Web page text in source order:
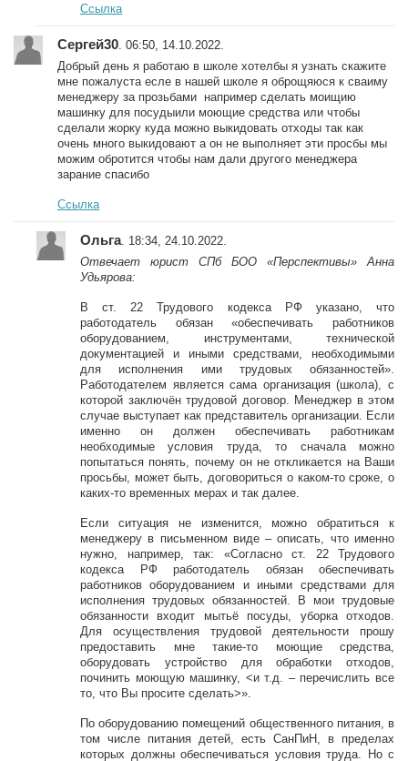
Ссылка
Сергей30 . 06:50, 14.10.2022.
Добрый день я работаю в школе хотелбы я узнать скажите
мне пожалуста есле в нашей школе я оброщяюся к сваиму
менеджеру за прозьбами например сделать моищию
машинку для посудыили моющие средства или чтобы
сделали жорку куда можно выкидовать отходы так как
очень много выкидовают а он не выполняет эти просбы мы
можим обротится чтобы нам дали другого менеджера
зарание спасибо
Ссылка
Ольга. 18:34, 24.10.2022.
Отвечает юрист СПб БОО «Перспективы» Анна
Удьярова:
В ст. 22 Трудового кодекса РФ указано, что
работодатель обязан «обеспечивать работников
оборудованием, инструментами, технической
документацией и иными средствами, необходимыми
для исполнения ими трудовых обязанностей».
Работодателем является сама организация (школа), с
которой заключён трудовой договор. Менеджер в этом
случае выступает как представитель организации. Если
именно он должен обеспечивать работникам
необходимые условия труда, то сначала можно
попытаться понять, почему он не откликается на Ваши
просьбы, может быть, договориться о каком-то сроке, о
каких-то временных мерах и так далее.
Если ситуация не изменится, можно обратиться к
менеджеру в письменном виде – описать, что именно
нужно, например, так: «Согласно ст. 22 Трудового
кодекса РФ работодатель обязан обеспечивать
работников оборудованием и иными средствами для
исполнения трудовых обязанностей. В мои трудовые
обязанности входит мытьё посуды, уборка отходов.
Для осуществления трудовой деятельности прошу
предоставить мне такие-то моющие средства,
оборудовать устройство для обработки отходов,
починить моющую машинку, <и т.д. – перечислить все
то, что Вы просите сделать>».
По оборудованию помещений общественного питания, в
том числе питания детей, есть СанПиН, в пределах
которых должны обеспечиваться условия труда. Но с